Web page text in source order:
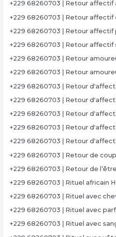
+229 68260703 | Retour affectif
+229 68260703 | Retour affectif
+229 68260703 | Retour affectif
+229 68260703 | Retour affectif
+229 68260703 | Retour
+229 68260703 | Retour
+229 68260703 | Retour
+229 68260703 | Retour
+229 68260703 | Retour
+229 68260703 | Retour
+229 68260703 | Retour
+229 68260703 | Retour de
+229 68260703 | Retour de
+229 68260703 | Rituel africain
+229 68260703 | Rituel avec
+229 68260703 | Rituel avec
+229 68260703 | Rituel avec